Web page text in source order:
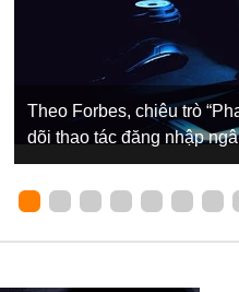
Theo Forbes, chiêu trò
dõi thao tác đăng nhập